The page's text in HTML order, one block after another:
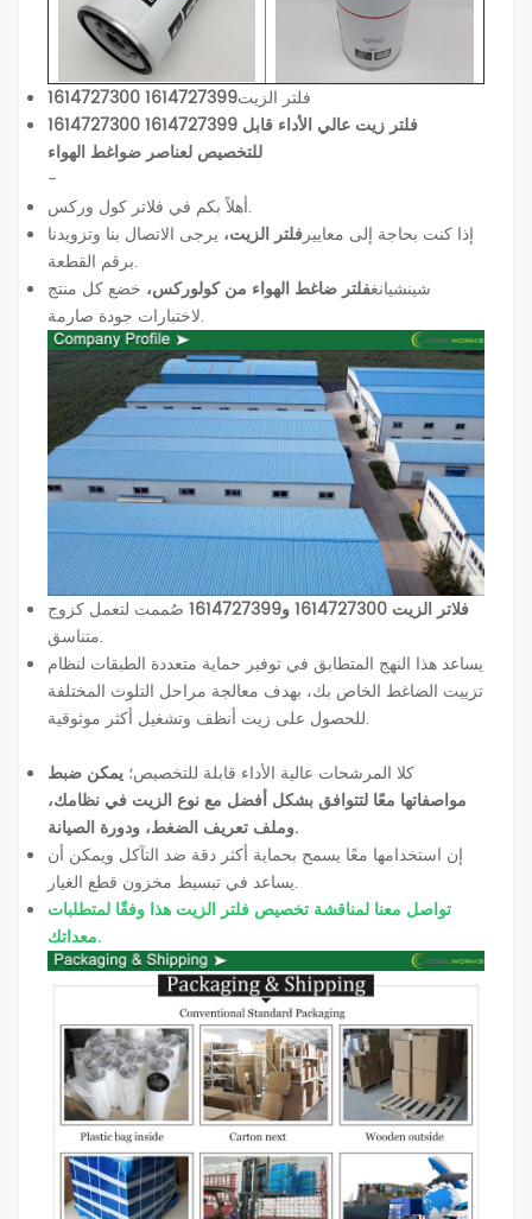
1614727300 1614727399فلتر الزيت
1614727300 1614727399 فلتر زيت عالي الأداء قابل
للتخصيص لعناصر ضواغط الهواء
-
أهلاً بكم في فلاتر كول وركس.
إذا كنت بحاجة إلى معاييرفلتر الزيت، يرجى الاتصال بنا وتزويدنا
برقم القطعة.
شينشيانغفلتر ضاغط الهواء من كولوركس، خضع كل منتج
لاختبارات جودة صارمة.
فلاتر الزيت 1614727300 و1614727399
صُممت لتعمل كزوج
متناسق.
يساعد هذا النهج المتطابق في توفير حماية متعددة الطبقات لنظام
تزييت الضاغط الخاص بك، بهدف معالجة مراحل التلوث المختلفة
للحصول على زيت أنظف وتشغيل أكثر موثوقية.
كلا المرشحات عالية الأداء قابلة للتخصيص؛ يمكن ضبط
مواصفاتها معًا لتتوافق بشكل أفضل مع نوع الزيت في نظامك،
وملف تعريف الضغط، ودورة الصيانة.
إن استخدامها معًا يسمح بحماية أكثر دقة ضد التآكل ويمكن أن
يساعد في تبسيط مخزون قطع الغيار.
تواصل معنا لمناقشة تخصيص فلتر الزيت هذا وفقًا لمتطلبات
معداتك.